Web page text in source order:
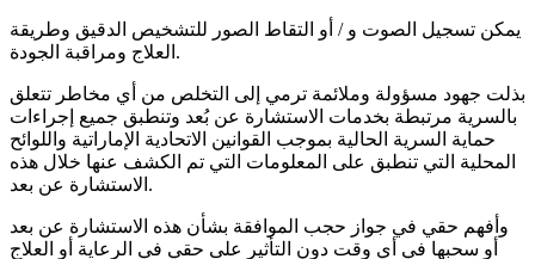
يمكن تسجيل الصوت و / أو التقاط الصور للتشخيص الدقيق وطريقة
العلاج ومراقبة الجودة.
بذلت جهود مسؤولة وملائمة ترمي إلى التخلص من أي مخاطر تتعلق
بالسرية مرتبطة بخدمات الاستشارة عن بُعد وتنطبق جميع إجراءات
حماية السرية الحالية بموجب القوانين الاتحادية الإماراتية واللوائح
المحلية التي تنطبق على المعلومات التي تم الكشف عنها خلال هذه
الاستشارة عن بعد.
وأفهم حقي في جواز حجب الموافقة بشأن هذه الاستشارة عن بعد
أو سحبها في أي وقت دون التأثير على حقي في الرعاية أو العلاج